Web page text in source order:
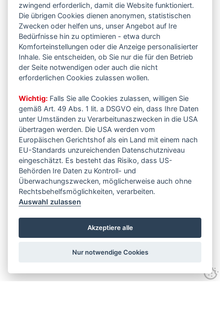
zwingend erforderlich, damit die Website funktioniert.
Die übrigen Cookies dienen anonymen, statistischen
Zwecken oder helfen uns, unser Angebot auf Ire
Bedürfnisse hin zu optimieren - etwa durch
Komforteinstellungen oder die Anzeige personalisierter
Inhale. Sie entscheiden, ob Sie nur die für den Betrieb
der Seite notwendigen oder auch die nicht
erforderlichen Cookies zulassen wollen.
Wichtig: Falls Sie alle Cookies zulassen, willigen Sie
gemäß Art. 49 Abs. 1 lit. a DSGVO ein, dass Ihre Daten
unter Umständen zu Verarbeitunaszwecken in die USA
übertragen werden. Die USA werden vom
Europäischen Gerichtshof als ein Land mit einem nach
EU-Standards unzureichenden Datenschutzniveau
eingeschätzt. Es besteht das Risiko, dass US-
Behörden Ire Daten zu Kontroll- und
Überwachungszwecken, möglicherweise auch ohne
Rechtsbehelfsmöglichkeiten, verarbeiten.
Auswahl zulassen
Akzeptiere alle
Nur notwendige Cookies